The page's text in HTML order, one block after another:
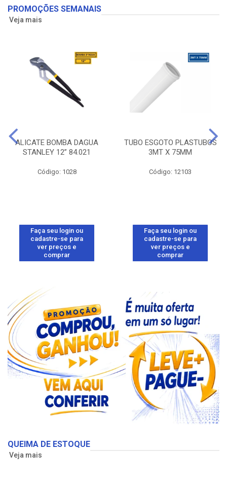
PROMOÇÕES SEMANAIS
Veja mais
ALICATE BOMBA DAGUA
STANLEY 12” 84.021
Código: 1028
Faça seu login ou
cadastre-se para
ver preços e
comprar
TUBO ESGOTO PLASTUBOS
3MT X 75MM
Código: 12103
Faça seu login ou
cadastre-se para
ver preços e
comprar
QUEIMA DE ESTOQUE
Veja mais